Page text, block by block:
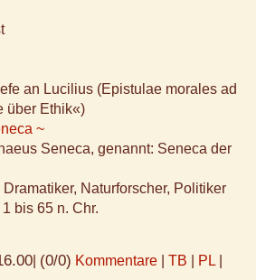
an Lucilius (Epistulae morales ad
über Ethik«)
~
Seneca, genannt: Seneca der
Naturforscher, Politiker
bis 65 n. Chr.
(0/0) Kommentare TB PL